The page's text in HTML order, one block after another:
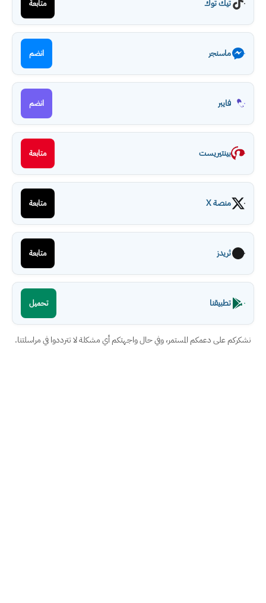
تيك توك متابعة
ماسنجر انضم
فايبر انضم
بينتيريست متابعة
منصة X متابعة
ثريدز متابعة
تطبيقنا تحميل
نشكركم على دعمكم المستمر، وفي حال واجهتكم أي مشكلة لا تترددوا في مراسلتنا.